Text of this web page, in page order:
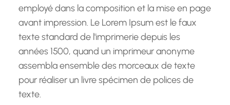
employé dans la composition et la mise en page
avant impression. Le Lorem Ipsum est le faux
texte standard de l'imprimerie depuis les
années 1500, quand un imprimeur anonyme
assembla ensemble des morceaux de texte
pour réaliser un livre spécimen de polices de
texte.